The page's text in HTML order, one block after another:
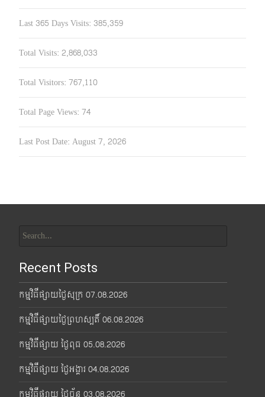
Last 365 Days Visits: 385,359
Total Visits: 2,868,033
Total Visitors: 767,110
Total Page Views: 74
Last Post Date: August 7, 2026
for:
Recent Posts
កម្មវិធីផ្សាយថ្ងៃសុក្រ 07.08.2026
កម្មវិធីផ្សាយថ្ងៃព្រហស្បតិ៍ 06.08.2026
កម្មវិធីផ្សាយ ថ្ងៃពុធ 05.08.2026
កម្មវិធីផ្សាយ ថ្ងៃអង្គារ 04.08.2026